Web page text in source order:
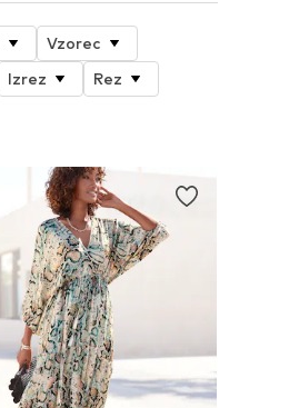
Vzorec
Izrez
Rez